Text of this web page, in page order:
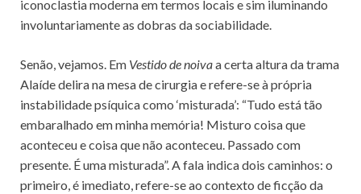
iconoclastia moderna em termos locais e sim iluminando
involuntariamente as dobras da sociabilidade.
Senão, vejamos. Em Vestido de noivaa certa altura da trama
Alaíde delira na mesa de cirurgia e refere-se à própria
instabilidade psíquica como ‘misturada’: “Tudo está tão
embaralhado em minha memória! Misturo coisa que
aconteceu e coisa que não aconteceu. Passado com
presente. É uma misturada”. A fala indica dois caminhos: o
primeiro, é imediato, refere-se ao contexto de ficção da